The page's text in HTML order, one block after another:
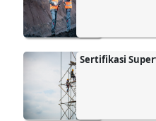
Sertifikasi